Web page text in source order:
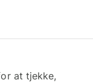
at tjekke,